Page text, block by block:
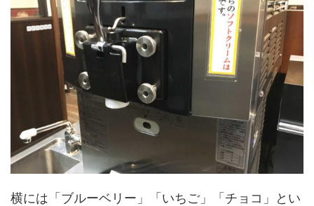
横には「ブルーベリー」「いちご」「チョコ」とい